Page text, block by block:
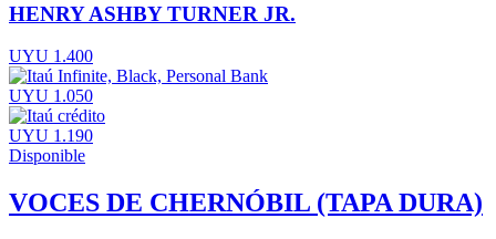
HENRY ASHBY TURNER JR.
UYU 1.400
UYU 1.050
UYU 1.190
Disponible
VOCES DE CHERNÓBIL (TAPA DURA)